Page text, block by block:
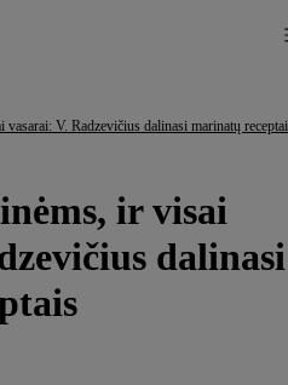
V. Radzevičius dalinasi marinatų
ir visai
dalinasi